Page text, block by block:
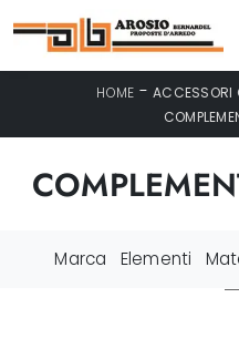
HOME -ACCESSORI
Marca Elementi